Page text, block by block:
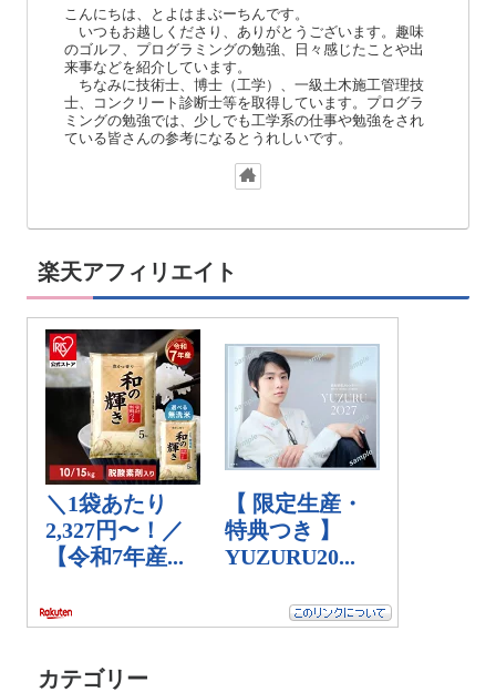
こんにちは、とよはまぶーちんです。
いつもお越しくださり、ありがとうございます。趣味
のゴルフ、プログラミングの勉強、日々感じたことや出
来事などを紹介しています。
ちなみに技術士、博士（工学）、一級土木施工管理技
士、コンクリート診断士等を取得しています。プログラ
ミングの勉強では、少しでも工学系の仕事や勉強をされ
ている皆さんの参考になるとうれしいです。
楽天アフィリエイト
カテゴリー